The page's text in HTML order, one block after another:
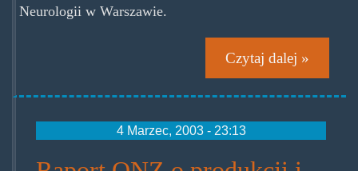
Neurologii w Warszawie.
Czytaj dalej »
4 Marzec, 2003 - 23:13